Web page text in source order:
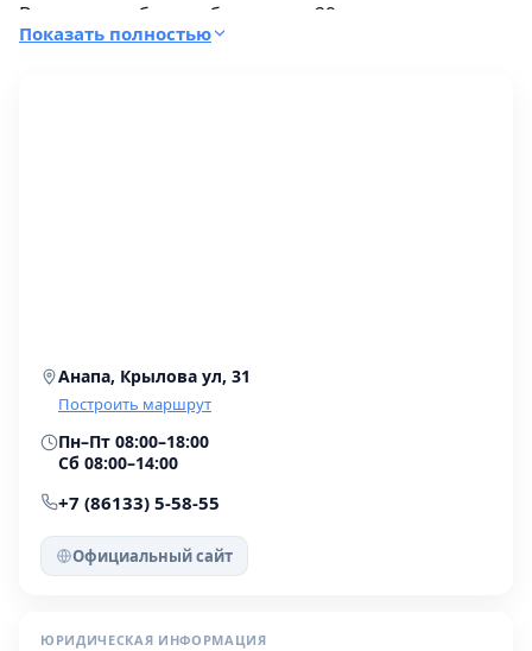
В разделе работ опубликовано 29 примеров
лечения «до и после»: можно оценить результаты
Показать полностью
Анапа, Крылова ул, 31
Построить маршрут
Пн–Пт 08:00–18:00
Сб 08:00–14:00
+7 (86133) 5-58-55
Официальный сайт
ЮРИДИЧЕСКАЯ ИНФОРМАЦИЯ